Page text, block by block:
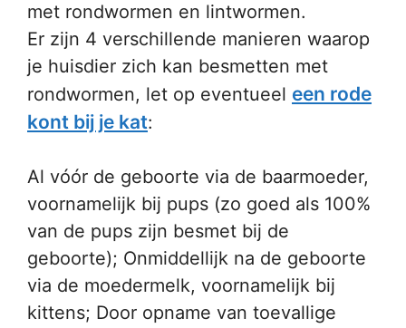
met rondwormen en lintwormen.
Er zijn 4 verschillende manieren waarop
je huisdier zich kan besmetten met
rondwormen, let op eventueel een rode
kont bij je kat:
Al vóór de geboorte via de baarmoeder,
voornamelijk bij pups (zo goed als 100%
van de pups zijn besmet bij de
geboorte); Onmiddellijk na de geboorte
via de moedermelk, voornamelijk bij
kittens; Door opname van toevallige